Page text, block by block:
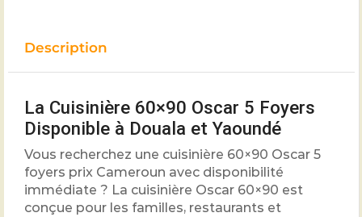
Description
La Cuisinière 60×90 Oscar 5 Foyers
Disponible à Douala et Yaoundé
Vous recherchez une cuisinière 60×90 Oscar 5
foyers prix Cameroun avec disponibilité
immédiate ? La cuisinière Oscar 60×90 est
conçue pour les familles, restaurants et